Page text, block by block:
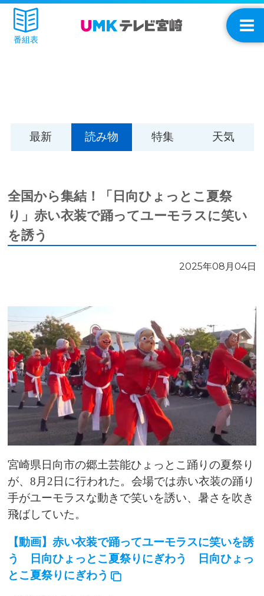
番組表
最新 読み物 特集 天気
全国から集結！「日向ひょっとこ夏祭
り」赤い衣装で踊ってユーモラスに笑い
を誘う
2025年08月04日
宮崎県日向市の郷土芸能ひょっとこ踊りの夏祭り
が、8月2日に行われた。会場では赤い衣装の踊り
手がユーモラスな動きで笑いを誘い、暑さを吹き
飛ばしていた。
【動画】赤い衣装で踊ってユーモラスに笑いを誘
う 日向ひょっとこ夏祭りにぎわう 日向ひょっ
とこ夏祭りにぎわう